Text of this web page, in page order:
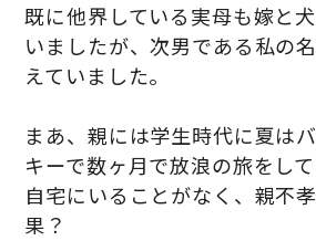
既に他界している実母も嫁と
いましたが、次男である私の
えていました。
まあ、親には学生時代に夏は
キーで数ヶ月で放浪の旅をし
自宅にいることがなく、親不
果？